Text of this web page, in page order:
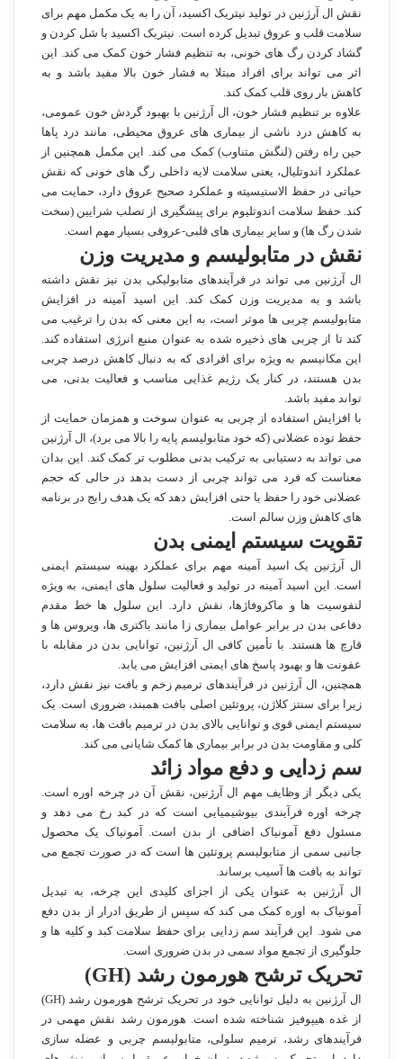
نقش ال آرژنین در تولید نیتریک اکسید، آن را به یک مکمل مهم برای
سلامت قلب و عروق تبدیل کرده است. نیتریک اکسید با شل کردن و
گشاد کردن رگ های خونی، به تنظیم فشار خون کمک می کند. این
اثر می تواند برای افراد مبتلا به فشار خون بالا مفید باشد و به
کاهش بار روی قلب کمک کند.
علاوه بر تنظیم فشار خون، ال آرژنین با بهبود گردش خون عمومی،
به کاهش درد ناشی از بیماری های عروق محیطی، مانند درد پاها
حین راه رفتن (لنگش متناوب) کمک می کند. این مکمل همچنین از
عملکرد اندوتلیال، یعنی سلامت لایه داخلی رگ های خونی که نقش
حیاتی در حفظ الاستیسیته و عملکرد صحیح عروق دارد، حمایت می
کند. حفظ سلامت اندوتلیوم برای پیشگیری از تصلب شرایین (سخت
شدن رگ ها) و سایر بیماری های قلبی-عروقی بسیار مهم است.
نقش در متابولیسم و مدیریت وزن
ال آرژنین می تواند در فرآیندهای متابولیکی بدن نیز نقش داشته
باشد و به مدیریت وزن کمک کند. این اسید آمینه در افزایش
متابولیسم چربی ها موثر است، به این معنی که بدن را ترغیب می
کند تا از چربی های ذخیره شده به عنوان منبع انرژی استفاده کند.
این مکانیسم به ویژه برای افرادی که به دنبال کاهش درصد چربی
بدن هستند، در کنار یک رژیم غذایی مناسب و فعالیت بدنی، می
تواند مفید باشد.
با افزایش استفاده از چربی به عنوان سوخت و همزمان حمایت از
حفظ توده عضلانی (که خود متابولیسم پایه را بالا می برد)، ال آرژنین
می تواند به دستیابی به ترکیب بدنی مطلوب تر کمک کند. این بدان
معناست که فرد می تواند چربی از دست بدهد در حالی که حجم
عضلانی خود را حفظ یا حتی افزایش دهد که یک هدف رایج در برنامه
های کاهش وزن سالم است.
تقویت سیستم ایمنی بدن
ال آرژنین یک اسید آمینه مهم برای عملکرد بهینه سیستم ایمنی
است. این اسید آمینه در تولید و فعالیت سلول های ایمنی، به ویژه
لنفوسیت ها و ماکروفاژها، نقش دارد. این سلول ها خط مقدم
دفاعی بدن در برابر عوامل بیماری زا مانند باکتری ها، ویروس ها و
قارچ ها هستند. با تأمین کافی ال آرژنین، توانایی بدن در مقابله با
عفونت ها و بهبود پاسخ های ایمنی افزایش می یابد.
همچنین، ال آرژنین در فرآیندهای ترمیم زخم و بافت نیز نقش دارد،
زیرا برای سنتز کلاژن، پروتئین اصلی بافت همبند، ضروری است. یک
سیستم ایمنی قوی و توانایی بالای بدن در ترمیم بافت ها، به سلامت
کلی و مقاومت بدن در برابر بیماری ها کمک شایانی می کند.
سم زدایی و دفع مواد زائد
یکی دیگر از وظایف مهم ال آرژنین، نقش آن در چرخه اوره است.
چرخه اوره فرآیندی بیوشیمیایی است که در کبد رخ می دهد و
مسئول دفع آمونیاک اضافی از بدن است. آمونیاک یک محصول
جانبی سمی از متابولیسم پروتئین ها است که در صورت تجمع می
تواند به بافت ها آسیب برساند.
ال آرژنین به عنوان یکی از اجزای کلیدی این چرخه، به تبدیل
آمونیاک به اوره کمک می کند که سپس از طریق ادرار از بدن دفع
می شود. این فرآیند سم زدایی برای حفظ سلامت کبد و کلیه ها و
جلوگیری از تجمع مواد سمی در بدن ضروری است.
تحریک ترشح هورمون رشد (GH)
ال آرژنین به دلیل توانایی خود در تحریک ترشح هورمون رشد (GH)
از غده هیپوفیز شناخته شده است. هورمون رشد نقش مهمی در
فرآیندهای رشد، ترمیم سلولی، متابولیسم چربی و عضله سازی